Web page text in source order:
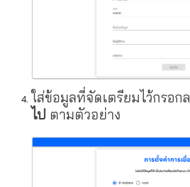
ใส่ข้อมูลที่จัดเตรียมไว้กรอก
ไป ตามตัวอย่าง